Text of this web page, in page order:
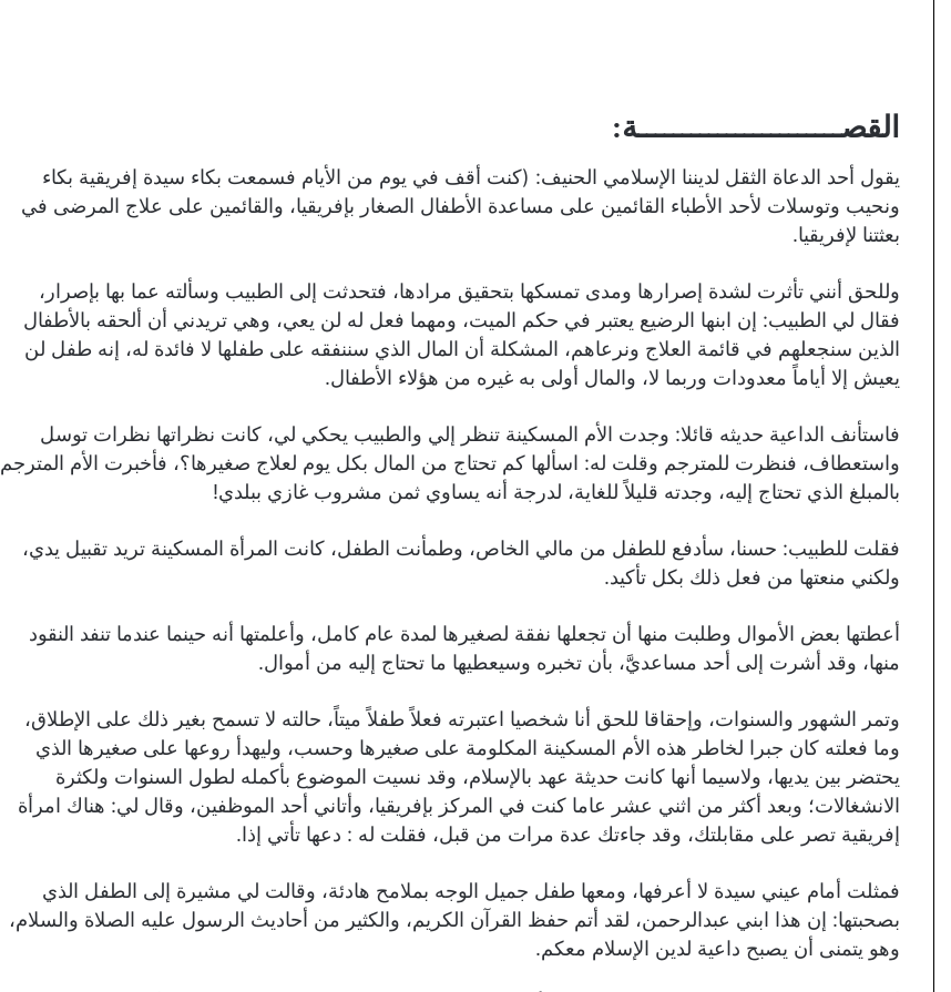
القصـــــــــــــــــــــــة:
يقول أحد الدعاة الثقل لديننا الإسلامي الحنيف: (كنت أقف في يوم من الأيام فسمعت بكاء سيدة إفريقية بكاء
ونحيب وتوسلات لأحد الأطباء القائمين على مساعدة الأطفال الصغار بإفريقيا، والقائمين على علاج المرضى في
بعثتنا لإفريقيا.
وللحق أنني تأثرت لشدة إصرارها ومدى تمسكها بتحقيق مرادها، فتحدثت إلى الطبيب وسألته عما بها بإصرار،
فقال لي الطبيب: إن ابنها الرضيع يعتبر في حكم الميت، ومهما فعل له لن يعي، وهي تريدني أن ألحقه بالأطفال
الذين سنجعلهم في قائمة العلاج ونرعاهم، المشكلة أن المال الذي سننفقه على طفلها لا فائدة له، إنه طفل لن
يعيش إلا أياماً معدودات وربما لا، والمال أولى به غيره من هؤلاء الأطفال.
فاستأنف الداعية حديثه قائلا: وجدت الأم المسكينة تنظر إلي والطبيب يحكي لي، كانت نظراتها نظرات توسل
واستعطاف، فنظرت للمترجم وقلت له: اسألها كم تحتاج من المال بكل يوم لعلاج صغيرها؟، فأخبرت الأم المترجم
بالمبلغ الذي تحتاج إليه، وجدته قليلاً للغاية، لدرجة أنه يساوي ثمن مشروب غازي ببلدي!
فقلت للطبيب: حسنا، سأدفع للطفل من مالي الخاص، وطمأنت الطفل، كانت المرأة المسكينة تريد تقبيل يدي،
ولكني منعتها من فعل ذلك بكل تأكيد.
أعطتها بعض الأموال وطلبت منها أن تجعلها نفقة لصغيرها لمدة عام كامل، وأعلمتها أنه حينما عندما تنفد النقود
منها، وقد أشرت إلى أحد مساعديَّ، بأن تخبره وسيعطيها ما تحتاج إليه من أموال.
وتمر الشهور والسنوات، وإحقاقا للحق أنا شخصيا اعتبرته فعلاً طفلاً ميتاً، حالته لا تسمح بغير ذلك على الإطلاق،
وما فعلته كان جبرا لخاطر هذه الأم المسكينة المكلومة على صغيرها وحسب، وليهدأ روعها على صغيرها الذي
يحتضر بين يديها، ولاسيما أنها كانت حديثة عهد بالإسلام، وقد نسيت الموضوع بأكمله لطول السنوات ولكثرة
الانشغالات؛ وبعد أكثر من اثني عشر عاما كنت في المركز بإفريقيا، وأتاني أحد الموظفين، وقال لي: هناك امرأة
إفريقية تصر على مقابلتك، وقد جاءتك عدة مرات من قبل، فقلت له : دعها تأتي إذا.
فمثلت أمام عيني سيدة لا أعرفها، ومعها طفل جميل الوجه بملامح هادئة، وقالت لي مشيرة إلى الطفل الذي
بصحبتها: إن هذا ابني عبدالرحمن، لقد أتم حفظ القرآن الكريم، والكثير من أحاديث الرسول عليه الصلاة والسلام،
وهو يتمنى أن يصبح داعية لدين الإسلام معكم.